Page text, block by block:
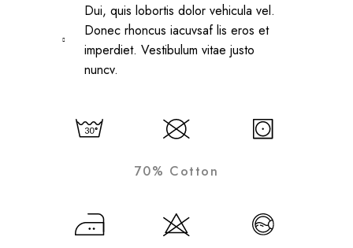
Dui, quis lobortis dolor vehicula vel.
Donec rhoncus iacuvsaf lis eros et
imperdiet. Vestibulum vitae justo
nuncv.
70% Cotton